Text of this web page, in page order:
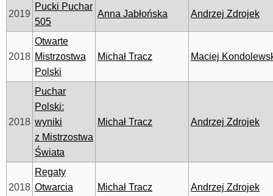
2019
Pucki Puchar
505
Anna Jabłońska Andrzej Zdrojek
2018
Otwarte
Mistrzostwa
Polski
Michał Tracz Maciej
2018
Puchar
Polski:
wyniki
z Mistrzostwa
Świata
Michał Tracz Andrzej Zdrojek
2018
Regaty
Otwarcia
Michał Tracz Andrzej Zdrojek